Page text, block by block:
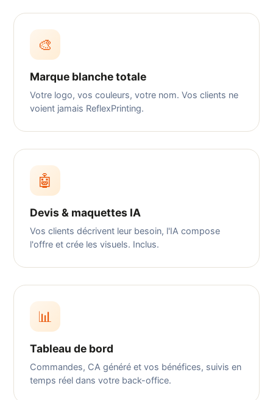
🎨
Marque blanche totale
Votre logo, vos couleurs, votre nom. Vos clients ne
voient jamais ReflexPrinting.
🤖
Devis & maquettes IA
Vos clients décrivent leur besoin, l'IA compose
l'offre et crée les visuels. Inclus.
📊
Tableau de bord
Commandes, CA généré et vos bénéfices, suivis en
temps réel dans votre back-office.